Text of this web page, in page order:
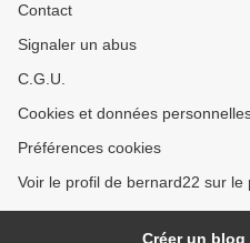
Contact
Signaler un abus
C.G.U.
Cookies et données
Préférences cookies
Voir le profil de bernard22 sur le
Créer un